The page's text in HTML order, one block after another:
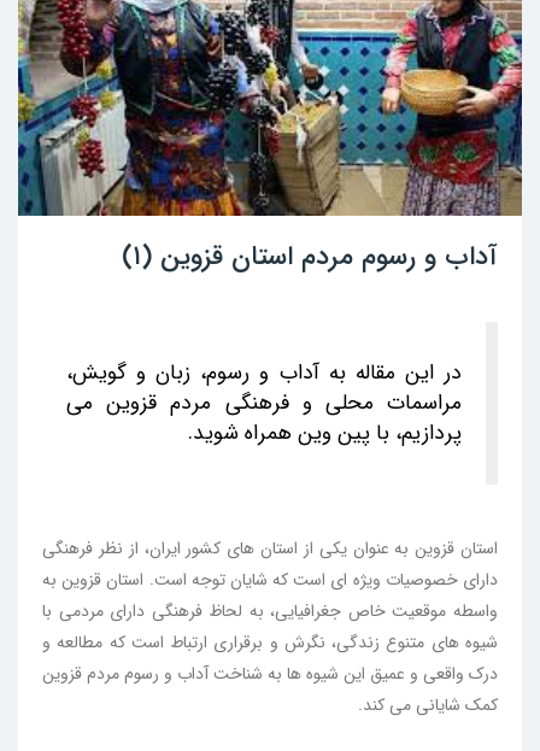
آداب و رسوم مردم استان قزوین (۱)
در این مقاله به آداب و رسوم، زبان و گویش،
مراسمات محلی و فرهنگی مردم قزوین می
پردازیم، با پین وین همراه شوید.
استان قزوین به عنوان یکی از استان های کشور ایران، از نظر فرهنگی
دارای خصوصیات ویژه ای است که شایان توجه است. استان قزوین به
واسطه موقعیت خاص جغرافیایی، به لحاظ فرهنگی دارای مردمی با
شیوه های متنوع زندگی، نگرش و برقراری ارتباط است که مطالعه و
درک واقعی و عمیق این شیوه ها به شناخت آداب و رسوم مردم قزوین
کمک شایانی می کند.